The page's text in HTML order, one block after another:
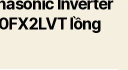
Inverter
lồng